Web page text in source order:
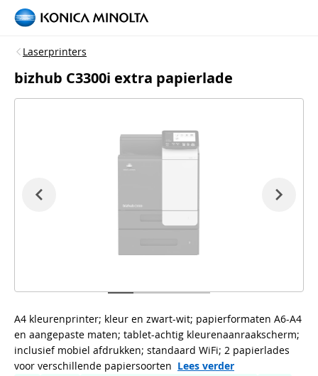
Laserprinters
bizhub C3300i extra papierlade
A4 kleurenprinter; kleur en zwart-wit; papierformaten A6-A4
en aangepaste maten; tablet-achtig kleurenaanraakscherm;
inclusief mobiel afdrukken; standaard WiFi; 2 papierlades
voor verschillende papiersoorten Lees verder